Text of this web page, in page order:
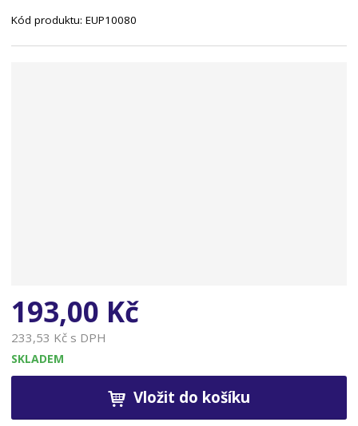
r
Kód produktu:EUP10080
193,00 Kč
233,53 Kč s DPH
SKLADEM
Vložit do košíku